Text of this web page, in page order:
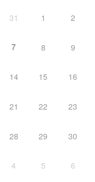
31 1 2
7 8 9
14 15 16
21 22 23
28 29 30
4 5 6